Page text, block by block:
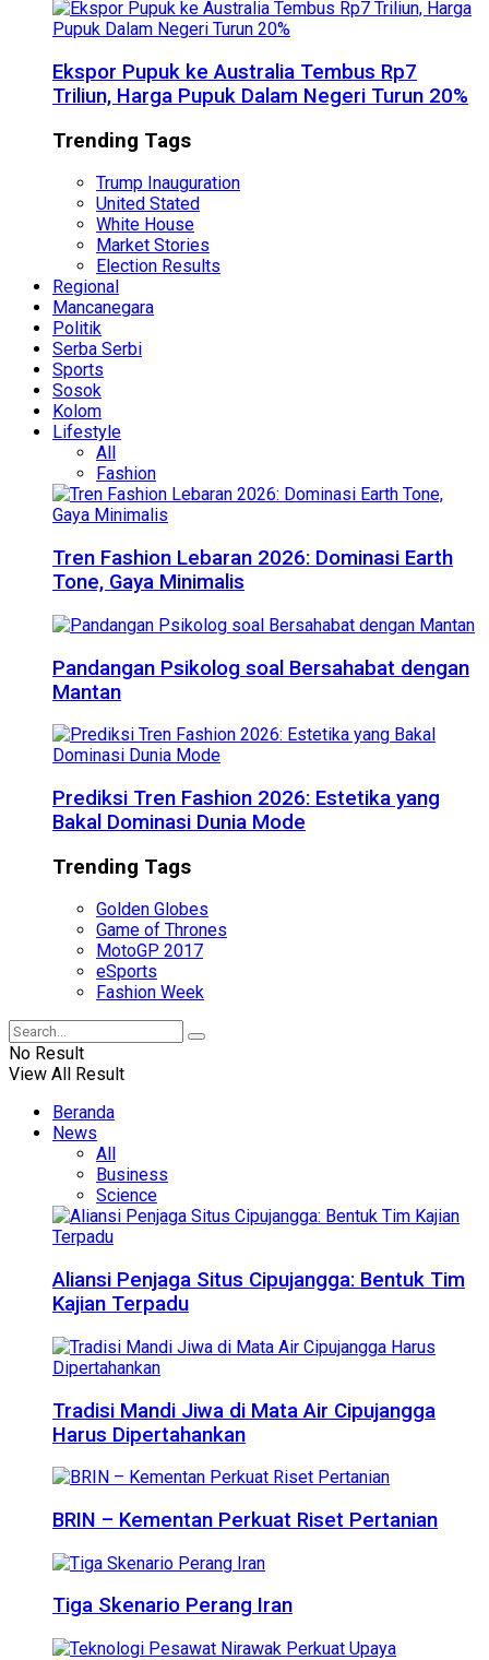
Ekspor Pupuk ke Australia Tembus Rp7
Triliun, Harga Pupuk Dalam Negeri Turun 20%
Trending Tags
Trump Inauguration
United Stated
White House
Market Stories
Election Results
Regional
Mancanegara
Politik
Serba Serbi
Sports
Sosok
Kolom
Lifestyle
All
Fashion
Tren Fashion Lebaran 2026: Dominasi Earth
Tone, Gaya Minimalis
Pandangan Psikolog soal Bersahabat dengan
Mantan
Prediksi Tren Fashion 2026: Estetika yang
Bakal Dominasi Dunia Mode
Trending Tags
Golden Globes
Game of Thrones
MotoGP 2017
eSports
Fashion Week
No Result
View All Result
Beranda
News
All
Business
Science
Aliansi Penjaga Situs Cipujangga: Bentuk Tim
Kajian Terpadu
Tradisi Mandi Jiwa di Mata Air Cipujangga
Harus Dipertahankan
BRIN – Kementan Perkuat Riset Pertanian
Tiga Skenario Perang Iran